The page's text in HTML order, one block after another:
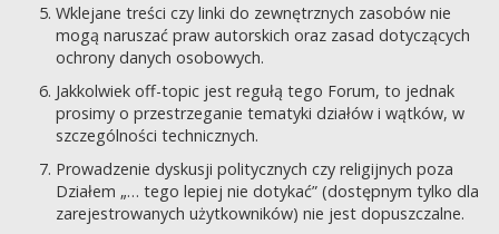
Wklejane treści czy linki do zewnętrznych zasobów nie
mogą naruszać praw autorskich oraz zasad dotyczących
ochrony danych osobowych.
Jakkolwiek off-topic jest regułą tego Forum, to jednak
prosimy o przestrzeganie tematyki działów i wątków, w
szczególności technicznych.
Prowadzenie dyskusji politycznych czy religijnych poza
Działem „… tego lepiej nie dotykać” (dostępnym tylko dla
zarejestrowanych użytkowników) nie jest dopuszczalne.